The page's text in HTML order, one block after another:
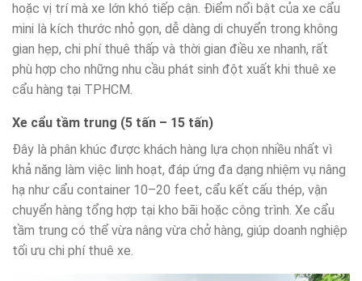
hoặc vị trí mà xe lớn khó tiếp cận. Điểm nổi bật của xe cẩu
mini là kích thước nhỏ gọn, dễ dàng di chuyển trong không
gian hẹp, chi phí thuê thấp và thời gian điều xe nhanh, rất
phù hợp cho những nhu cầu phát sinh đột xuất khi thuê xe
cẩu hàng tại TPHCM.
Xe cẩu tầm trung (5 tấn – 15 tấn)
Đây là phân khúc được khách hàng lựa chọn nhiều nhất vì
khả năng làm việc linh hoạt, đáp ứng đa dạng nhiệm vụ nâng
hạ như cẩu container 10–20 feet, cẩu kết cấu thép, vận
chuyển hàng tổng hợp tại kho bãi hoặc công trình. Xe cẩu
tầm trung có thể vừa nâng vừa chở hàng, giúp doanh nghiệp
tối ưu chi phí thuê xe.